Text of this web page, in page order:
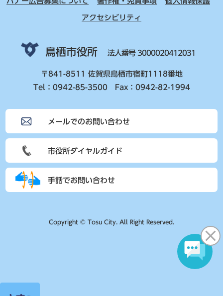
アクセシビリティ
鳥栖市役所 法人番号 3000020412031
〒841-8511 佐賀県鳥栖市宿町1118番地
Tel：0942-85-3500 Fax：0942-82-1994
メールでのお問い合わせ
市役所ダイヤルガイド
手話でお問い合わせ
Copyright © Tosu City. All Right Reserved.